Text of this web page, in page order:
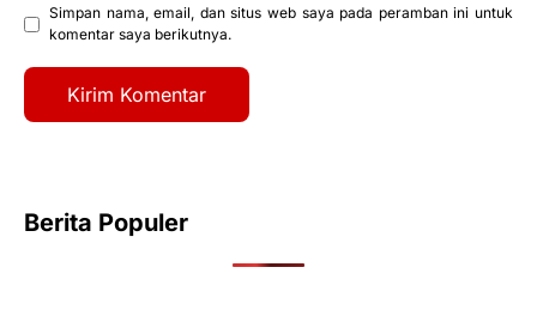
Simpan nama, email, dan situs web saya pada peramban ini untuk
komentar saya berikutnya.
Berita Populer